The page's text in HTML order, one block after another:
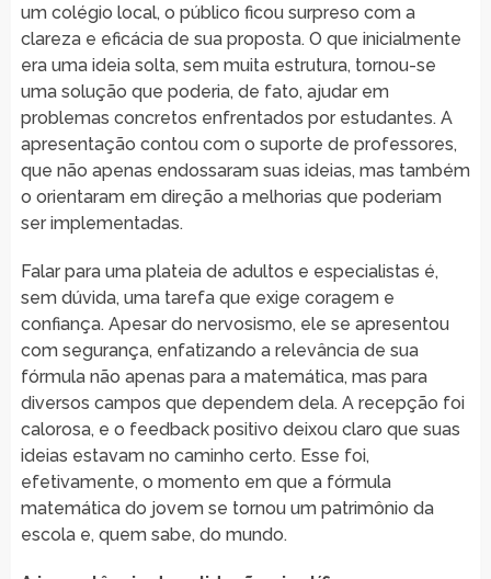
um colégio local, o público ficou surpreso com a
clareza e eficácia de sua proposta. O que inicialmente
era uma ideia solta, sem muita estrutura, tornou-se
uma solução que poderia, de fato, ajudar em
problemas concretos enfrentados por estudantes. A
apresentação contou com o suporte de professores,
que não apenas endossaram suas ideias, mas também
o orientaram em direção a melhorias que poderiam
ser implementadas.
Falar para uma plateia de adultos e especialistas é,
sem dúvida, uma tarefa que exige coragem e
confiança. Apesar do nervosismo, ele se apresentou
com segurança, enfatizando a relevância de sua
fórmula não apenas para a matemática, mas para
diversos campos que dependem dela. A recepção foi
calorosa, e o feedback positivo deixou claro que suas
ideias estavam no caminho certo. Esse foi,
efetivamente, o momento em que a fórmula
matemática do jovem se tornou um patrimônio da
escola e, quem sabe, do mundo.